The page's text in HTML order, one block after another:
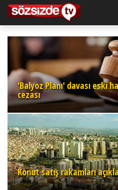
'Balyoz Planı' davası eski
cezası
Konut satış rakamları